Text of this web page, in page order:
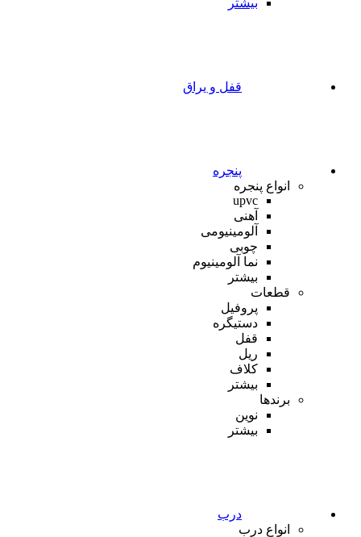
بیشتر
قفل و یراق
پنجره
انواع پنجره
upvc
آهنی
آلومینیومی
چوبی
نما آلومینیوم
بیشتر
قطعات
پروفیل
دستیگره
قفل
ریل
کلاف
بیشتر
برندها
نوین
بیشتر
درب
انواع درب